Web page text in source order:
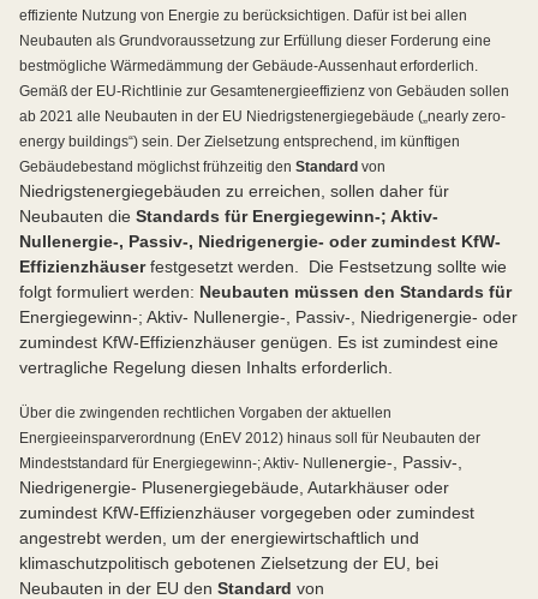
effiziente Nutzung von Energie zu berücksichtigen. Dafür ist bei allen
Neubauten als Grundvoraussetzung zur Erfüllung dieser Forderung eine
bestmögliche Wärmedämmung der Gebäude-Aussenhaut erforderlich.
Gemäß der EU-Richtlinie zur Gesamtenergieeffizienz von Gebäuden sollen
ab 2021 alle Neubauten in der EU Niedrigstenergiegebäude („nearly zero-
energy buildings“) sein. Der Zielsetzung entsprechend, im künftigen
Gebäudebestand möglichst frühzeitig den Standard von
Niedrigstenergiegebäuden zu erreichen, sollen daher für
Neubauten die Standards für Energiegewinn-; Aktiv-
Nullenergie-, Passiv-, Niedrigenergie- oder zumindest KfW-
Effizienzhäuserfestgesetzt werden. Die Festsetzung sollte wie
folgt formuliert werden: Neubauten müssen den Standards für
Energiegewinn-; Aktiv- Nullenergie-, Passiv-, Niedrigenergie- oder
zumindest KfW-Effizienzhäuser genügen. Es ist zumindest eine
vertragliche Regelung diesen Inhalts erforderlich.
Über die zwingenden rechtlichen Vorgaben der aktuellen
Energieeinsparverordnung (EnEV 2012) hinaus soll für Neubauten der
Mindeststandard für Energiegewinn-; Aktiv- Null energie-, Passiv-,
Niedrigenergie- Plusenergiegebäude, Autarkhäuser oder
zumindest KfW-Effizienzhäuser vorgegeben oder zumindest
angestrebt werden, um der energiewirtschaftlich und
klimaschutzpolitisch gebotenen Zielsetzung der EU, bei
Neubauten in der EU den Standard von